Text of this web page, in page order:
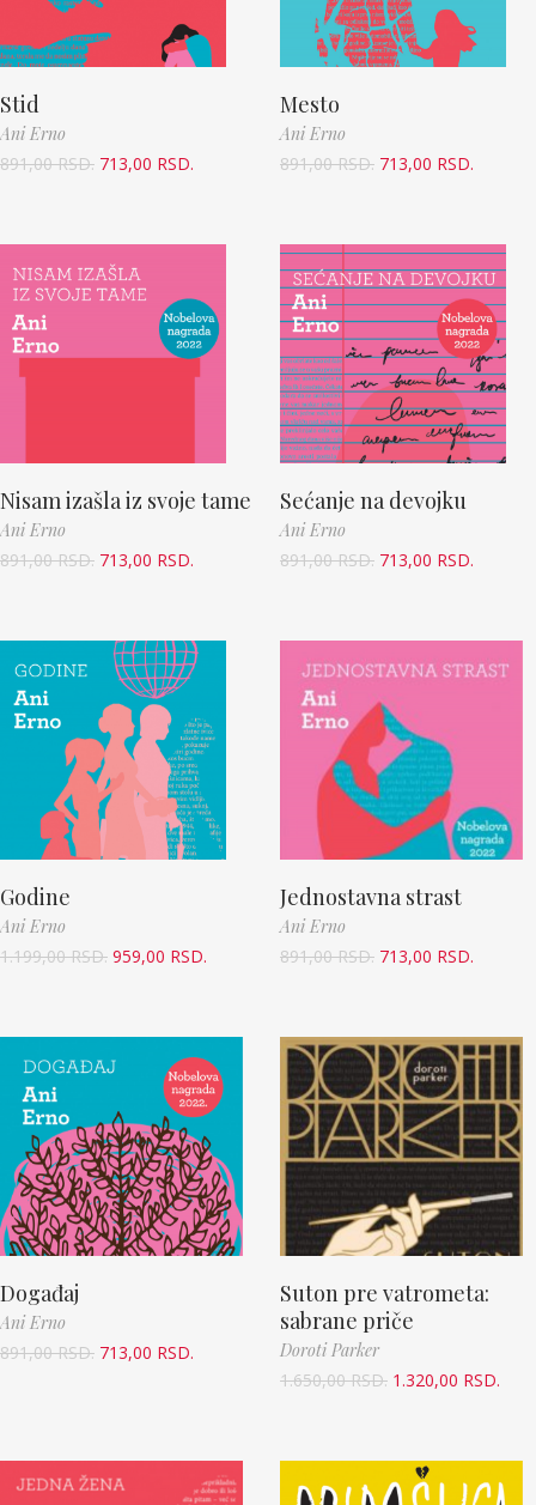
Stid
Ani Erno
891,00RSD. 713,00 RSD.
Mesto
Ani Erno
891,00RSD. 713,00 RSD.
Nisam izašla iz svoje tame
Ani Erno
891,00RSD. 713,00 RSD.
Sećanje na devojku
Ani Erno
891,00RSD. 713,00 RSD.
Godine
Ani Erno
1.199,00RSD. 959,00 RSD.
Jednostavna strast
Ani Erno
891,00RSD. 713,00 RSD.
Događaj
Ani Erno
891,00RSD. 713,00 RSD.
Suton pre vatrometa:
sabrane priče
Doroti Parker
1.650,00RSD. 1.320,00 RSD.